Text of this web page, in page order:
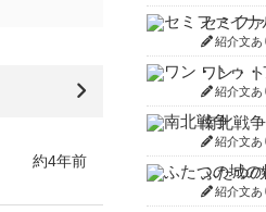
約4年前
紹介文あ
ワン・
紹介文あ
南北戦争
紹介文あ
ふたつ
紹介文あ